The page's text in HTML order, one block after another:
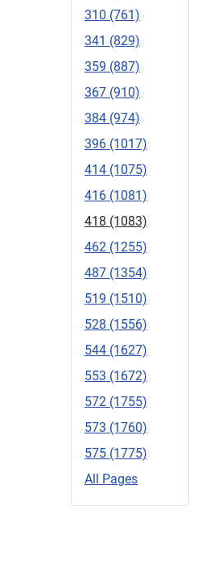
310 (761)
341 (829)
359 (887)
367 (910)
384 (974)
396 (1017)
414 (1075)
416 (1081)
418 (1083)
462 (1255)
487 (1354)
519 (1510)
528 (1556)
544 (1627)
553 (1672)
572 (1755)
573 (1760)
575 (1775)
All Pages